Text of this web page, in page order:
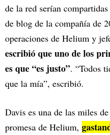
de la red serían
de blog de la compañía de
operaciones de Helium y
escribió que uno de los
es que “es justo”. “Todos
que la mía”, escribió.
Davis es una de las miles
promesa de Helium,